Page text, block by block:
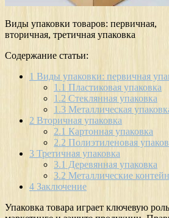
Виды упаковки товаров: первичная,
вторичная, третичная упаковка
Содержание статьи:
1 Виды упаковки: первичная
1.1 Пластиковая упаковка
1.2 Стеклянная упаковка
1.3 Металлическая
2 Вторичная упаковка
2.1 Картонная упаковка
2.2 Полиэтиленовая
3 Третичная упаковка
3.1 Деревянная упаковка
3.2 Металлические
4 Заключение
Упаковка товара играет ключевую